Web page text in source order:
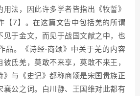
法，因此许多学者皆指出《牧誓》
【7】。在这篇文告中包括羌的所谓
见于金文，而见于战国文献之中，也
品。《诗经·商颂》中关于羌的内容
彼氐羌，莫敢不来享，莫敢不来王，
》与《史记》都称商颂是宋国贵族正
襄公之词。白川静、王国维对此都有